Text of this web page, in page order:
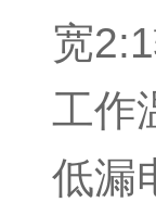
宽2:1
工作
低漏